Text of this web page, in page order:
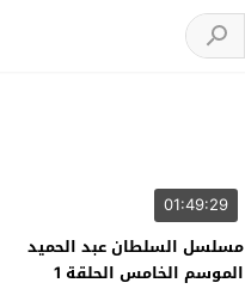
01:49:29
مسلسل السلطان عبد الحميد
الموسم الخامس الحلقة 1